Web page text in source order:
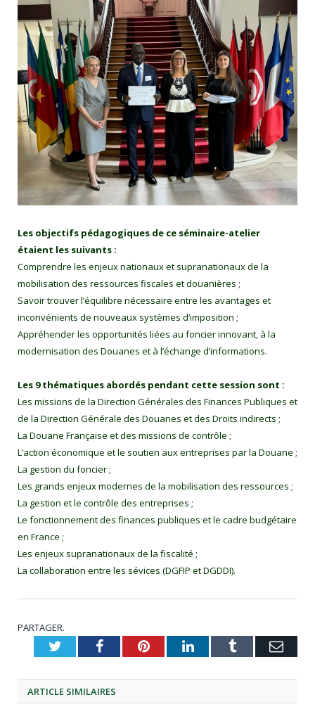
Les objectifs pédagogiques de ce séminaire-atelier
étaient les suivants :
Comprendre les enjeux nationaux et supranationaux de la
mobilisation des ressources fiscales et douanières ;
Savoir trouver l’équilibre nécessaire entre les avantages et
inconvénients de nouveaux systèmes d’imposition ;
Appréhender les opportunités liées au foncier innovant, à la
modernisation des Douanes et à l’échange d’informations.
Les 9 thématiques abordés pendant cette session sont :
Les missions de la Direction Générales des Finances Publiques et
de la Direction Générale des Douanes et des Droits indirects ;
La Douane Française et des missions de contrôle ;
L’action économique et le soutien aux entreprises par la Douane ;
La gestion du foncier ;
Les grands enjeux modernes de la mobilisation des ressources ;
La gestion et le contrôle des entreprises ;
Le fonctionnement des finances publiques et le cadre budgétaire
en France ;
Les enjeux supranationaux de la fiscalité ;
La collaboration entre les sévices (DGFIP et DGDDI).
PARTAGER.
TwitterFacebookPinterestLinkedInTumblr
ARTICLE SIMILAIRES